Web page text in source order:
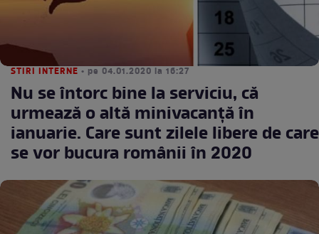
STIRI INTERNE • pe 04.01.2020 la 16:27
Nu se întorc bine la serviciu, că
urmează o altă minivacanţă în
ianuarie. Care sunt zilele libere de care
se vor bucura românii în 2020